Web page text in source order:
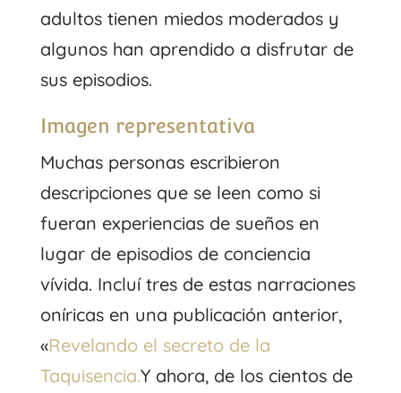
adultos tienen miedos moderados y
algunos han aprendido a disfrutar de
sus episodios.
Imagen representativa
Muchas personas escribieron
descripciones que se leen como si
fueran experiencias de sueños en
lugar de episodios de conciencia
vívida. Incluí tres de estas narraciones
oníricas en una publicación anterior,
«Revelando el secreto de la
Taquisencia.Y ahora, de los cientos de